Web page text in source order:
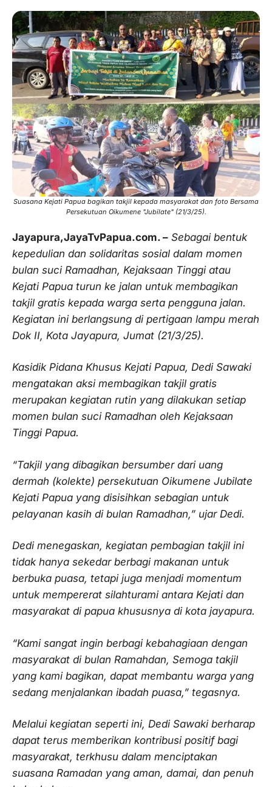
Suasana Kejati Papua bagikan takjil kepada masyarakat dan foto Bersama
Persekutuan Oikumene "Jubilate" (21/3/25).
Jayapura,JayaTvPapua.com. – Sebagai bentuk
kepedulian dan solidaritas sosial dalam momen
bulan suci Ramadhan, Kejaksaan Tinggi atau
Kejati Papua turun ke jalan untuk membagikan
takjil gratis kepada warga serta pengguna jalan.
Kegiatan ini berlangsung di pertigaan lampu merah
Dok II, Kota Jayapura, Jumat (21/3/25).
Kasidik Pidana Khusus Kejati Papua, Dedi Sawaki
mengatakan aksi membagikan takjil gratis
merupakan kegiatan rutin yang dilakukan setiap
momen bulan suci Ramadhan oleh Kejaksaan
Tinggi Papua.
“Takjil yang dibagikan bersumber dari uang
dermah (kolekte) persekutuan Oikumene Jubilate
Kejati Papua yang disisihkan sebagian untuk
pelayanan kasih di bulan Ramadhan,” ujar Dedi.
Dedi menegaskan, kegiatan pembagian takjil ini
tidak hanya sekedar berbagi makanan untuk
berbuka puasa, tetapi juga menjadi momentum
untuk mempererat silahturami antara Kejati dan
masyarakat di papua khususnya di kota jayapura.
“Kami sangat ingin berbagi kebahagiaan dengan
masyarakat di bulan Ramahdan, Semoga takjil
yang kami bagikan, dapat membantu warga yang
sedang menjalankan ibadah puasa,” tegasnya.
Melalui kegiatan seperti ini, Dedi Sawaki berharap
dapat terus memberikan kontribusi positif bagi
masyarakat, terkhusu dalam menciptakan
suasana Ramadan yang aman, damai, dan penuh